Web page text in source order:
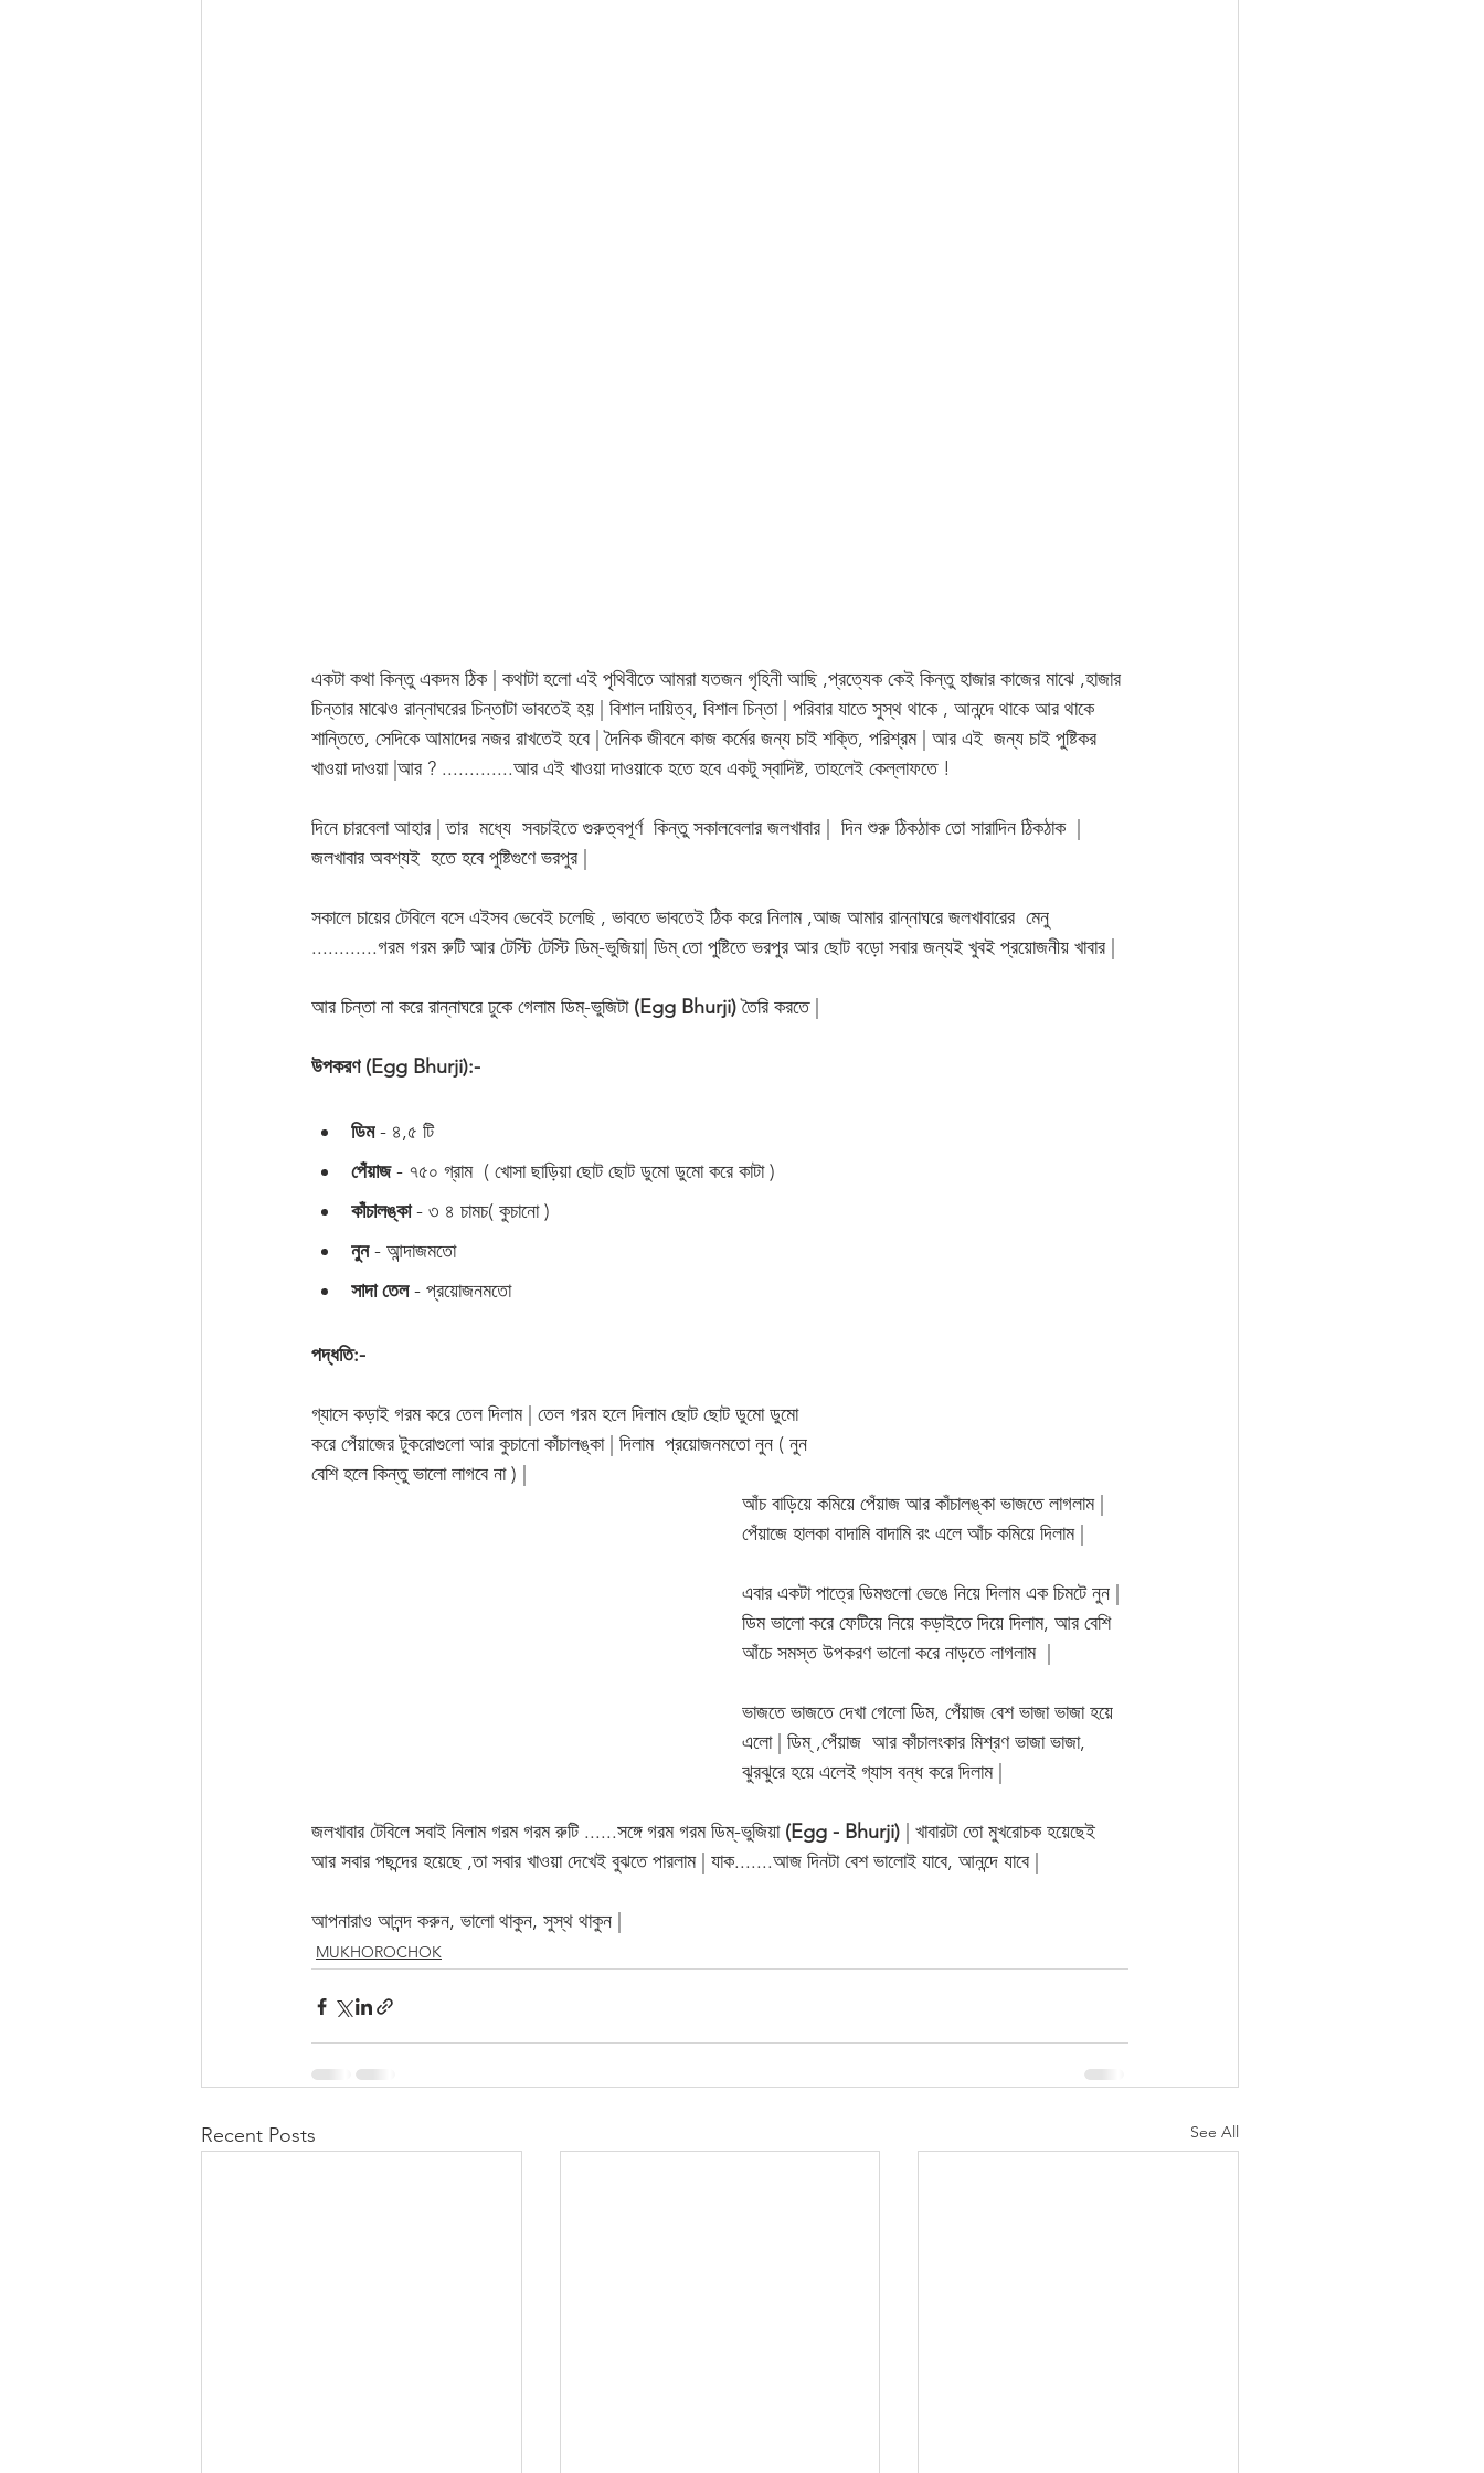
একটা কথা কিন্তু একদম ঠিক | কথাটা হলো এই পৃথিবীতে আমরা যতজন গৃহিনী আছি ,প্রত্যেক কেই কিন্তু হাজার কাজের মাঝে ,হাজার
চিন্তার মাঝেও রান্নাঘরের চিন্তাটা ভাবতেই হয় | বিশাল দায়িত্ব, বিশাল চিন্তা | পরিবার যাতে সুস্থ থাকে , আনন্দে থাকে আর থাকে
শান্তিতে, সেদিকে আমাদের নজর রাখতেই হবে | দৈনিক জীবনে কাজ কর্মের জন্য চাই শক্তি, পরিশ্রম | আর এই  জন্য চাই পুষ্টিকর
খাওয়া দাওয়া |আর ? .............আর এই খাওয়া দাওয়াকে হতে হবে একটু স্বাদিষ্ট, তাহলেই কেল্লাফতে !
দিনে চারবেলা আহার | তার  মধ্যে  সবচাইতে গুরুত্বপূর্ণ  কিন্তু সকালবেলার জলখাবার |  দিন শুরু ঠিকঠাক তো সারাদিন ঠিকঠাক  |
জলখাবার অবশ্যই  হতে হবে পুষ্টিগুণে ভরপুর |
সকালে চায়ের টেবিলে বসে এইসব ভেবেই চলেছি , ভাবতে ভাবতেই ঠিক করে নিলাম ,আজ আমার রান্নাঘরে জলখাবারের  মেনু
............গরম গরম রুটি আর টেস্টি টেস্টি ডিম্-ভুজিয়া| ডিম্ তো পুষ্টিতে ভরপুর আর ছোট বড়ো সবার জন্যই খুবই প্রয়োজনীয় খাবার |
আর চিন্তা না করে রান্নাঘরে ঢুকে গেলাম ডিম্-ভুজিটা (Egg Bhurji) তৈরি করতে |
উপকরণ (Egg Bhurji):-
ডিম - ৪,৫ টি
পেঁয়াজ - ৭৫০ গ্রাম  ( খোসা ছাড়িয়া ছোট ছোট ডুমো ডুমো করে কাটা )
কাঁচালঙ্কা - ৩ ৪ চামচ( কুচানো )
নুন - আন্দাজমতো
সাদা তেল - প্রয়োজনমতো
পদ্ধতি:-
গ্যাসে কড়াই গরম করে তেল দিলাম | তেল গরম হলে দিলাম ছোট ছোট ডুমো ডুমো
করে পেঁয়াজের টুকরোগুলো আর কুচানো কাঁচালঙ্কা | দিলাম  প্রয়োজনমতো নুন ( নুন
বেশি হলে কিন্তু ভালো লাগবে না ) |
আঁচ বাড়িয়ে কমিয়ে পেঁয়াজ আর কাঁচালঙ্কা ভাজতে লাগলাম |
পেঁয়াজে হালকা বাদামি বাদামি রং এলে আঁচ কমিয়ে দিলাম |
এবার একটা পাত্রে ডিমগুলো ভেঙে নিয়ে দিলাম এক চিমটে নুন |
ডিম ভালো করে ফেটিয়ে নিয়ে কড়াইতে দিয়ে দিলাম, আর বেশি
আঁচে সমস্ত উপকরণ ভালো করে নাড়তে লাগলাম  |
ভাজতে ভাজতে দেখা গেলো ডিম, পেঁয়াজ বেশ ভাজা ভাজা হয়ে
এলো | ডিম্ ,পেঁয়াজ  আর কাঁচালংকার মিশ্রণ ভাজা ভাজা,
ঝুরঝুরে হয়ে এলেই গ্যাস বন্ধ করে দিলাম |
জলখাবার টেবিলে সবাই নিলাম গরম গরম রুটি ......সঙ্গে গরম গরম ডিম্-ভুজিয়া (Egg - Bhurji) | খাবারটা তো মুখরোচক হয়েছেই
আর সবার পছন্দের হয়েছে ,তা সবার খাওয়া দেখেই বুঝতে পারলাম | যাক.......আজ দিনটা বেশ ভালোই যাবে, আনন্দে যাবে |
আপনারাও আনন্দ করুন, ভালো থাকুন, সুস্থ থাকুন |
MUKHOROCHOK
Recent Posts See All